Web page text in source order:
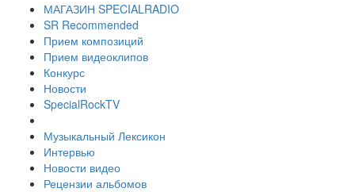
МАГАЗИН SPECIALRADIO
SR Recommended
Прием композиций
Прием видеоклипов
Конкурс
Новости
SpecialRockTV
Музыкальный Лексикон
Интервью
Новости видео
Рецензии альбомов